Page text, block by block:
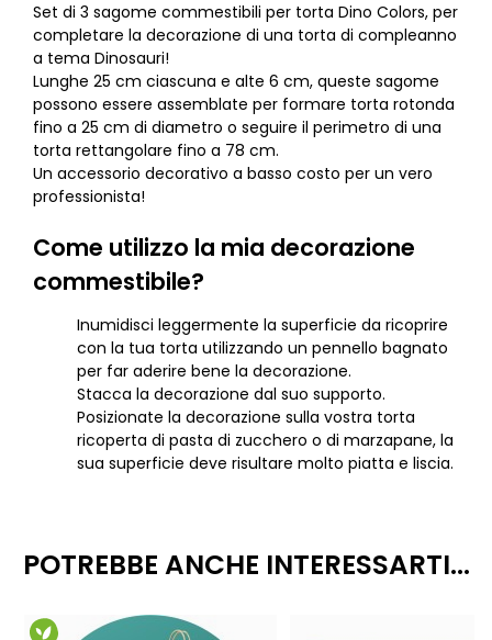
Set di 3 sagome commestibili per torta Dino Colors, per
completare la decorazione di una torta di compleanno
a tema Dinosauri!
Lunghe 25 cm ciascuna e alte 6 cm, queste sagome
possono essere assemblate per formare torta rotonda
fino a 25 cm di diametro o seguire il perimetro di una
torta rettangolare fino a 78 cm.
Un accessorio decorativo a basso costo per un vero
professionista!
Come utilizzo la mia decorazione
commestibile?
Inumidisci leggermente la superficie da ricoprire
con la tua torta utilizzando un pennello bagnato
per far aderire bene la decorazione.
Stacca la decorazione dal suo supporto.
Posizionate la decorazione sulla vostra torta
ricoperta di pasta di zucchero o di marzapane, la
sua superficie deve risultare molto piatta e liscia.
POTREBBE ANCHE INTERESSARTI...